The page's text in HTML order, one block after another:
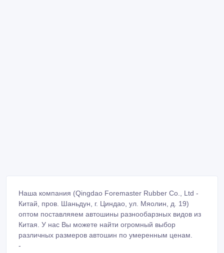
Наша компания (Qingdao Foremaster Rubber Co., Ltd -
Китай, пров. Шаньдун, г. Циндао, ул. Мяолин, д. 19)
оптом поставляяем автошины разнообарзных видов из
Китая. У нас Вы можете найти огромный выбор
различных размеров автошин по умеренным ценам.
-